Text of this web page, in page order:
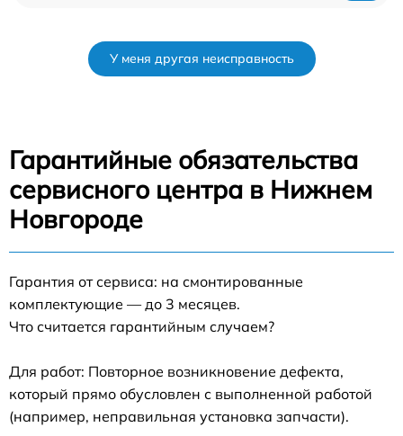
У меня другая неисправность
Гарантийные обязательства
сервисного центра в Нижнем
Новгороде
Гарантия от сервиса: на смонтированные
комплектующие — до 3 месяцев.
Что считается гарантийным случаем?
Для работ: Повторное возникновение дефекта,
который прямо обусловлен с выполненной работой
(например, неправильная установка запчасти).